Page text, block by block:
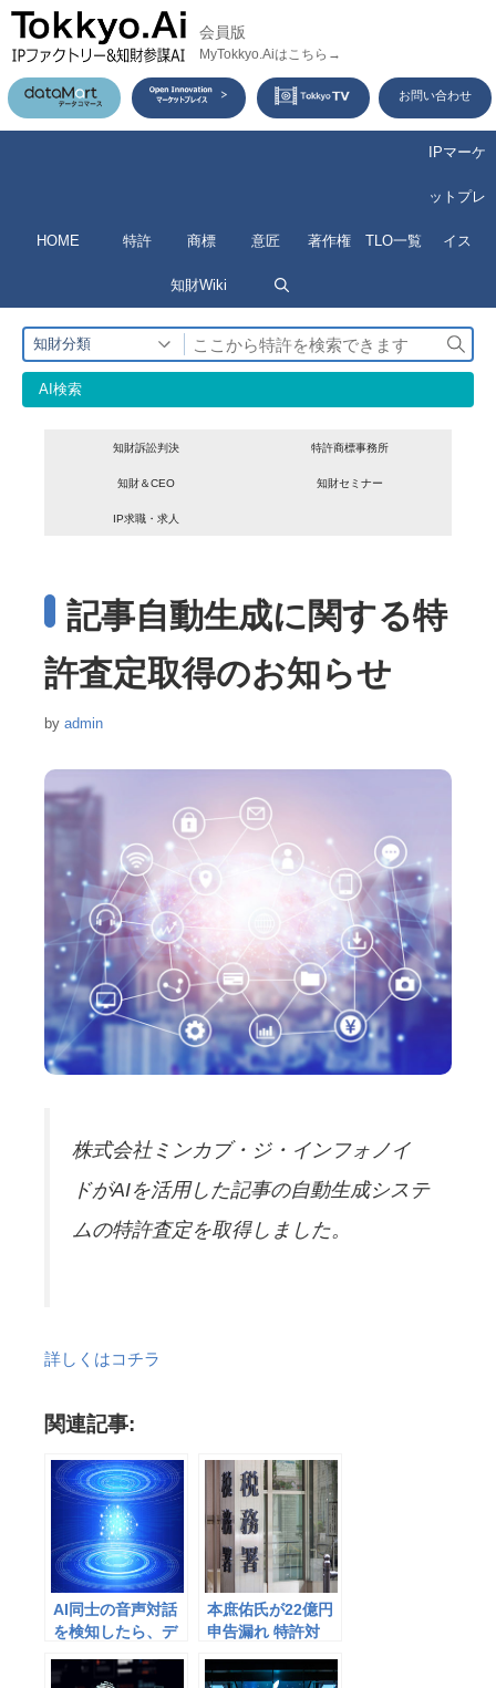
コ
ン
テ
ン
プ
会員版
MyTokkyo.Aiはこちら→
お問い合わせ
HOME 特許 商標 意匠 著作権 TLO一覧
IPマーケ
ットプレ
イス
知財Wiki
知財分類
検
索
AI検索
知財訴訟判決 特許商標事務所
知財＆CEO 知財セミナー
IP求職・求人
記事自動生成に関する特
許査定取得のお知らせ
by admin
​株式会社ミンカブ・ジ・インフォノイ
ドがAIを活用した記事の自動生成システ
ムの特許査定を取得しました。
詳しくはコチラ
関連記事:
AI同士の音声対話
を検知したら、デ
へ切り替える技術–
本庶佑氏が22億円
申告漏れ 特許対